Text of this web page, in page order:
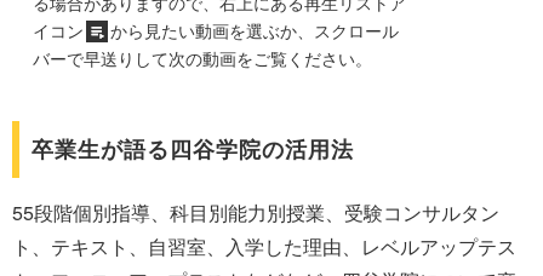
イコン
から見たい動画を選ぶか、スクロール
バーで早送りして次の動画をご覧ください。
卒業生が語る四谷学院の活用法
55段階個別指導、科目別能力別授業、受験コンサルタン
ト、テキスト、自習室、入学した理由、レベルアップテス